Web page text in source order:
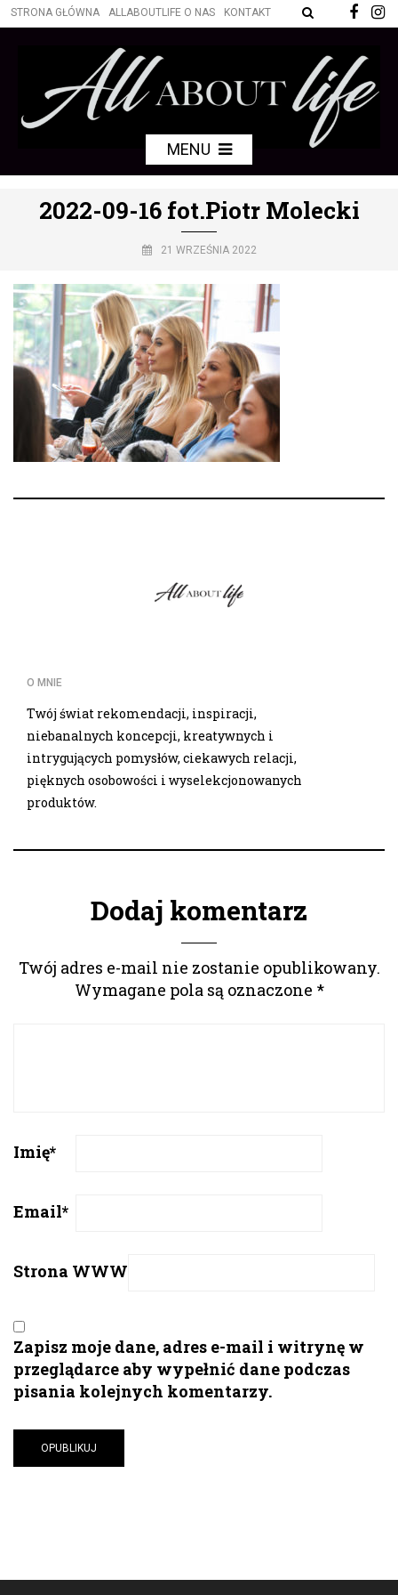
STRONA GŁÓWNA ALLABOUTLIFE O NAS KONTAKT
MENU
2022-09-16 fot.Piotr Molecki
21 WRZEŚNIA 2022
O MNIE
Twój świat rekomendacji, inspiracji,
niebanalnych koncepcji, kreatywnych i
intrygujących pomysłów, ciekawych relacji,
pięknych osobowości i wyselekcjonowanych
produktów.
Dodaj komentarz
Twój adres e-mail nie zostanie opublikowany.
Wymagane pola są oznaczone *
Imię*
Email*
Strona WWW
Zapisz moje dane, adres e-mail i witrynę w
przeglądarce aby wypełnić dane podczas
pisania kolejnych komentarzy.